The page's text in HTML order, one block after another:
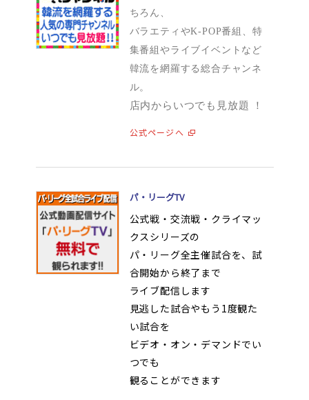
ちろん、
バラエティやK-POP番組、特
集番組やライブイベントなど
韓流を網羅する総合チャンネ
ル。
店内からいつでも見放題 ！
公式ページへ
パ・リーグTV
公式戦・交流戦・クライマッ
クスシリーズの
パ・リーグ全主催試合を、試
合開始から終了まで
ライブ配信します
見逃した試合やもう1度観た
い試合を
ビデオ・オン・デマンドでい
つでも
観ることができます